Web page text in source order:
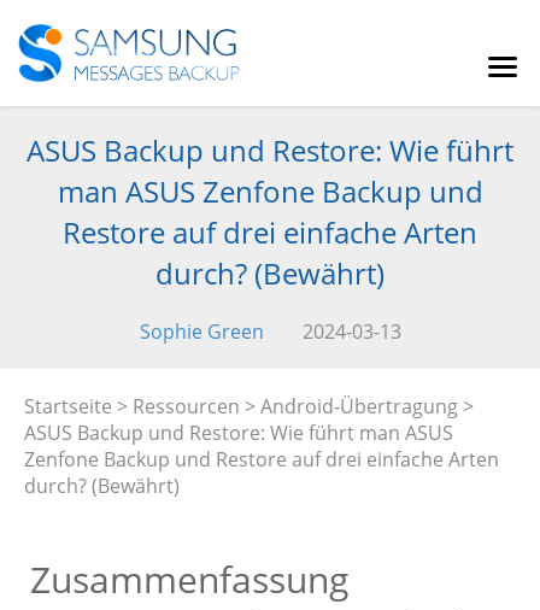
ASUS Backup und Restore: Wie führt
man ASUS Zenfone Backup und
Restore auf drei einfache Arten
durch? (Bewährt)
Sophie Green 2024-03-13
Startseite > Ressourcen >Android-Übertragung >
ASUS Backup und Restore: Wie führt man ASUS
Zenfone Backup und Restore auf drei einfache Arten
durch? (Bewährt)
Zusammenfassung